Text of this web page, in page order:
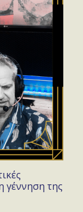
γέννηση της